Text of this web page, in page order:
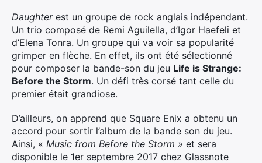
Daughterest un groupe de rock anglais indépendant.
Un trio composé de Remi Aguilella, d’Igor Haefeli et
d’Elena Tonra. Un groupe qui va voir sa popularité
grimper en flèche. En effet, ils ont été sélectionné
pour composer la bande-son du jeu Life is Strange:
Before the Storm. Un défi très corsé tant celle du
premier était grandiose.
D’ailleurs, on apprend que Square Enix a obtenu un
accord pour sortir l’album de la bande son du jeu.
Ainsi, « Music from Before the Storm » et sera
disponible le 1er septembre 2017 chez Glassnote